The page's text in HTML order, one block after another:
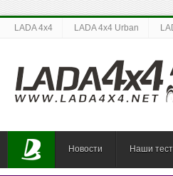
LADA 4x4 LADA 4x4 Urban
Новости Наши